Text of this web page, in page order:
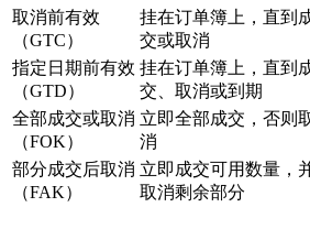
取消前有效
（GTC）
挂在订单簿上，直到
交或取消
指定日期前有效
（GTD）
挂在订单簿上，直到
交、取消或到期
全部成交或取消
（FOK）
立即全部成交，否则
消
部分成交后取消
（FAK）
立即成交可用数量，
取消剩余部分